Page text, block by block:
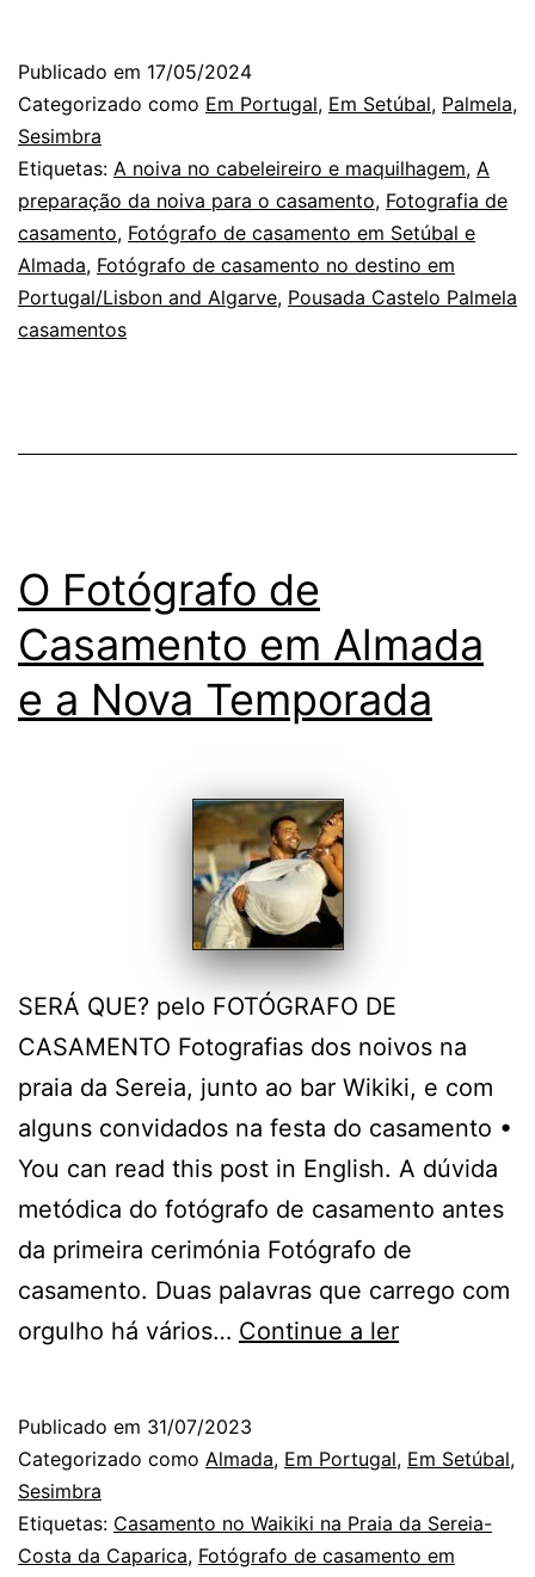
os
do
fotógrafo,
no
casamento
Publicado em 17/05/2024
Categorizado como Em Portugal, Em Setúbal, Palmela,
Sesimbra
Etiquetas: A noiva no cabeleireiro e maquilhagem, A
preparação da noiva para o casamento, Fotografia de
casamento, Fotógrafo de casamento em Setúbal e
Almada, Fotógrafo de casamento no destino em
Portugal/Lisbon and Algarve, Pousada Castelo Palmela
casamentos
O Fotógrafo de
Casamento em Almada
e a Nova Temporada
SERÁ QUE? pelo FOTÓGRAFO DE
CASAMENTO Fotografias dos noivos na
praia da Sereia, junto ao bar Wikiki, e com
alguns convidados na festa do casamento •
You can read this post in English. A dúvida
metódica do fotógrafo de casamento antes
da primeira cerimónia Fotógrafo de
casamento. Duas palavras que carrego com
orgulho há vários… Continue a lerO
Casamento
Almada
Publicado em 31/07/2023
Categorizado como Almada, Em Portugal, Em Setúbal,
Sesimbra
Etiquetas: Casamento no Waikiki na Praia da Sereia-
Costa da Caparica, Fotógrafo de casamento em